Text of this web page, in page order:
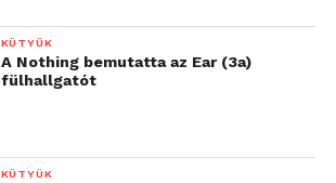
KÜTYÜK
A Nothing bemutatta az Ear (3a)
fülhallgatót
KÜTYÜK